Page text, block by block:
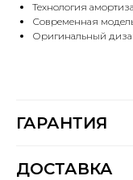
Технология
Современная
Оригинальный
ГАРАНТИЯ
ДОСТАВКА